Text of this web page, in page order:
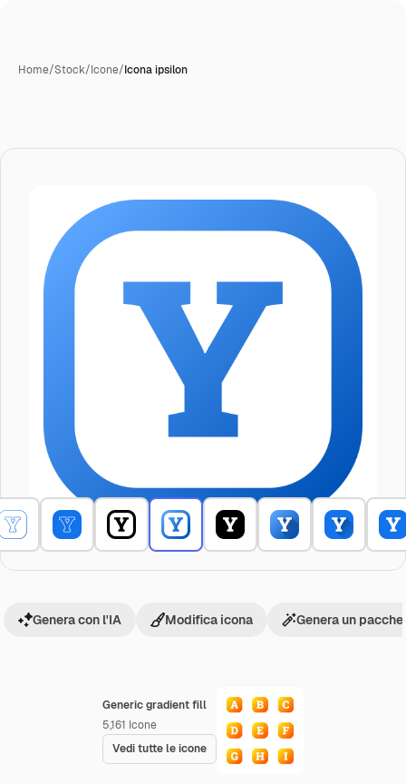
Home/Stock/Icone/Icona ipsilon
Generic gradient fill
5,161 Icone
Vedi tutte le icone
Genera con l'IA Modifica icona Genera un